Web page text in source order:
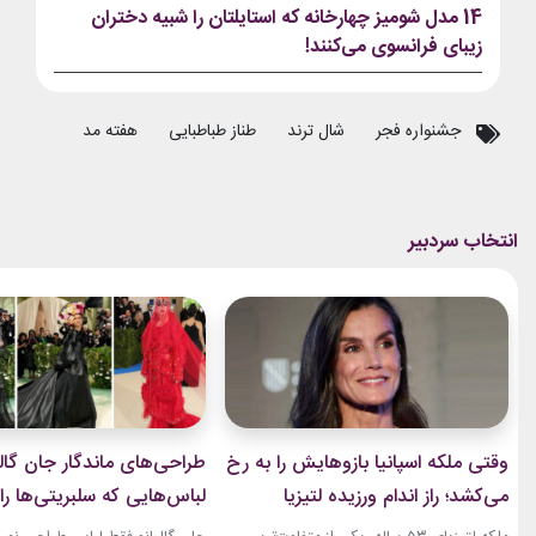
14 مدل شومیز چهارخانه که استایلتان را شبیه دختران
زیبای فرانسوی می‌کنند!
جشنواره فجر شال ترند طناز طباطبایی هفته مد
وقتی ملکه اسپانیا بازوهایش را به رخ
می‌کشد؛ راز اندام ورزیده لتیزیا
طراحی‌های ماندگار جان
لباس‌هایی که سلبریتی‌ها